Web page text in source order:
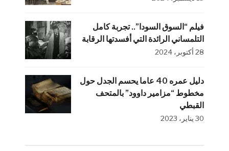
فيلم “السوق السودا”.. تجربة كامل
التلمساني الرائدة التي أفسدتها الرقابة
28 أكتوبر، 2024
دليل عمره 40 عاما يحسم الجدل حول
مخطوط “مزامير داوود” بالمتحف
القبطي
30 يناير، 2023